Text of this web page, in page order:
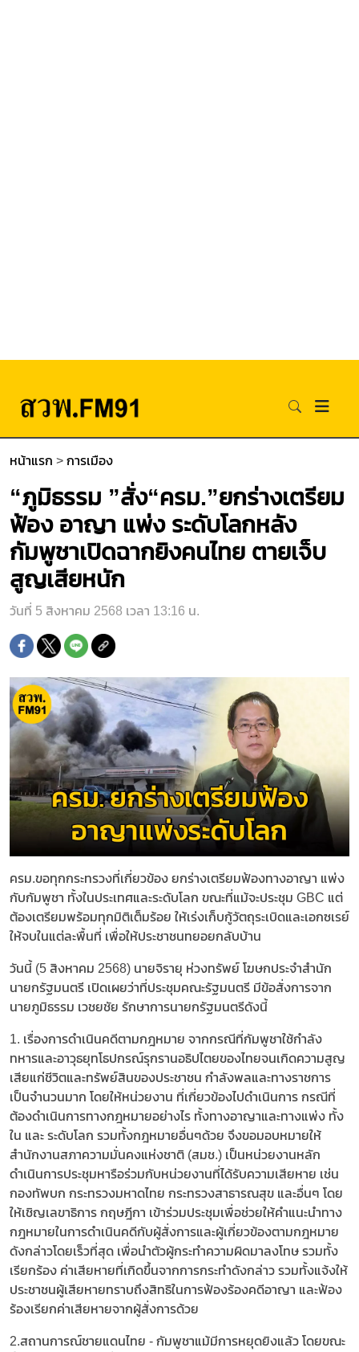
หน้าแรก > การเมือง
“ภูมิธรรม ”สั่ง“ครม.”ยกร่างเตรียม
ฟ้อง อาญา แพ่ง ระดับโลกหลัง
กัมพูชาเปิดฉากยิงคนไทย ตายเจ็บ
สูญเสียหนัก
วันที่ 5 สิงหาคม 2568 เวลา 13:16 น.
ครม.ขอทุกกระทรวงที่เกี่ยวข้อง ยกร่างเตรียมฟ้องทางอาญา แพ่ง
กับกัมพูชา ทั้งในประเทศและระดับโลก ขณะที่แม้จะประชุม GBC แต่
ต้องเตรียมพร้อมทุกมิติเต็มร้อย ให้เร่งเก็บกู้วัตถุระเบิดและเอกซเรย์
ให้จบในแต่ละพื้นที่ เพื่อให้ประชาชนทยอยกลับบ้าน
วันนี้ (5 สิงหาคม 2568) นายจิรายุ ห่วงทรัพย์ โฆษกประจำสำนัก
นายกรัฐมนตรี เปิดเผยว่าที่ประชุมคณะรัฐมนตรี มีข้อสั่งการจาก
นายภูมิธรรม เวชยชัย รักษาการนายกรัฐมนตรีดังนี้
1. เรื่องการดำเนินคดีตามกฎหมาย จากกรณีที่กัมพูชาใช้กำลัง
ทหารและอาวุธยุทโธปกรณ์รุกรานอธิปไตยของไทยจนเกิดความสูญ
เสียแก่ชีวิตและทรัพย์สินของประชาชน กำลังพลและทางราชการ
เป็นจำนวนมาก โดยให้หน่วยงาน ที่เกี่ยวข้องไปดำเนินการ กรณีที่
ต้องดำเนินการทางกฎหมายอย่างไร ทั้งทางอาญาและทางแพ่ง ทั้ง
ใน และ ระดับโลก รวมทั้งกฎหมายอื่นๆด้วย จึงขอมอบหมายให้
สำนักงานสภาความมั่นคงแห่งชาติ (สมช.) เป็นหน่วยงานหลัก
ดำเนินการประชุมหารือร่วมกับหน่วยงานที่ได้รับความเสียหาย เช่น
กองทัพบก กระทรวงมหาดไทย กระทรวงสาธารณสุข และอื่นๆ โดย
ให้เชิญเลขาธิการ กฤษฎีกา เข้าร่วมประชุมเพื่อช่วยให้คำแนะนำทาง
กฎหมายในการดำเนินคดีกับผู้สั่งการและผู้เกี่ยวข้องตามกฎหมาย
ดังกล่าวโดยเร็วที่สุด เพื่อนำตัวผู้กระทำความผิดมาลงโทษ รวมทั้ง
เรียกร้อง ค่าเสียหายที่เกิดขึ้นจากการกระทำดังกล่าว รวมทั้งแจ้งให้
ประชาชนผู้เสียหายทราบถึงสิทธิในการฟ้องร้องคดีอาญา และฟ้อง
ร้องเรียกค่าเสียหายจากผู้สั่งการด้วย
2.สถานการณ์ชายแดนไทย - กัมพูชาแม้มีการหยุดยิงแล้ว โดยขณะ